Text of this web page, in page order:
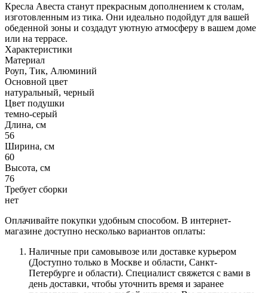
Кресла Авеста станут прекрасным дополнением к столам,
изготовленным из тика. Они идеально подойдут для вашей
обеденной зоны и создадут уютную атмосферу в вашем доме
или на террасе.
Характеристики
Материал
Роуп, Тик, Алюминий
Основной цвет
натуральный, черный
Цвет подушки
темно-серый
Длина, см
56
Ширина, см
60
Высота, см
76
Требует сборки
нет
Оплачивайте покупки удобным способом. В интернет-
магазине доступно несколько вариантов оплаты:
Наличные при самовывозе или доставке курьером
(Доступно только в Москве и области, Санкт-
Петербурге и области). Специалист свяжется с вами в
день доставки, чтобы уточнить время и заранее